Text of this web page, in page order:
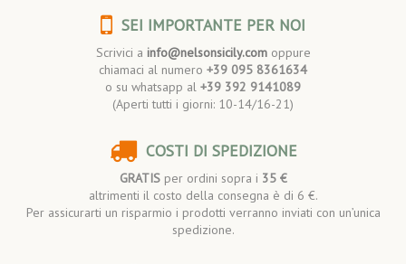
SEI IMPORTANTE PER NOI
Scrivici a info@nelsonsicily.comoppure
chiamaci al numero +39 095 8361634
o su whatsapp al +39 392 9141089
(Aperti tutti i giorni: 10-14/16-21)
COSTI DI SPEDIZIONE
GRATISper ordini sopra i 35 €
altrimenti il costo della consegna è di 6 €.
Per assicurarti un risparmio i prodotti verranno inviati con un’unica
spedizione.